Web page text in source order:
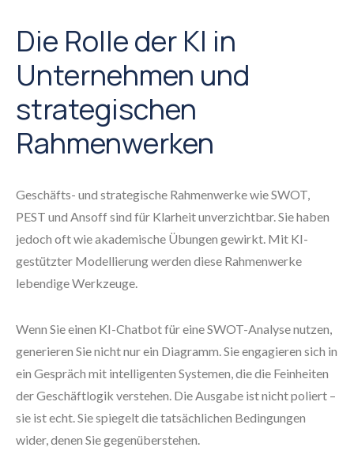
Die Rolle der KI in
Unternehmen und
strategischen
Rahmenwerken
Geschäfts- und strategische Rahmenwerke wie SWOT,
PEST und Ansoff sind für Klarheit unverzichtbar. Sie haben
jedoch oft wie akademische Übungen gewirkt. Mit KI-
gestützter Modellierung werden diese Rahmenwerke
lebendige Werkzeuge.
Wenn Sie einen KI-Chatbot für eine SWOT-Analyse nutzen,
generieren Sie nicht nur ein Diagramm. Sie engagieren sich in
ein Gespräch mit intelligenten Systemen, die die Feinheiten
der Geschäftlogik verstehen. Die Ausgabe ist nicht poliert –
sie ist echt. Sie spiegelt die tatsächlichen Bedingungen
wider, denen Sie gegenüberstehen.